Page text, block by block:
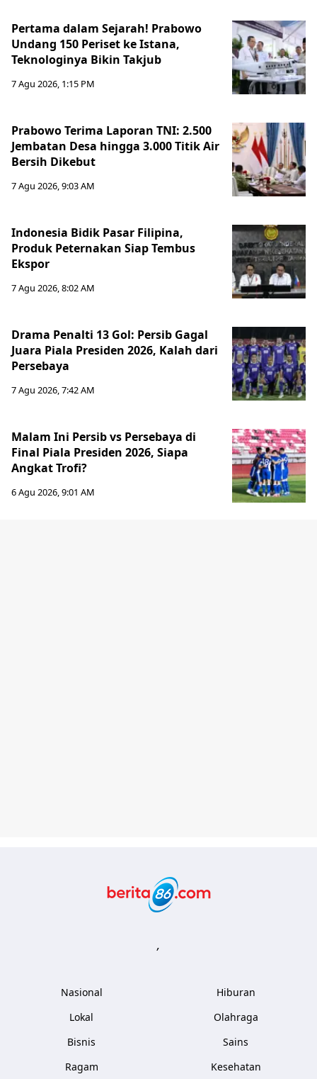
Pertama dalam Sejarah! Prabowo
Undang 150 Periset ke Istana,
Teknologinya Bikin Takjub
7 Agu 2026, 1:15 PM
Prabowo Terima Laporan TNI: 2.500
Jembatan Desa hingga 3.000 Titik Air
Bersih Dikebut
7 Agu 2026, 9:03 AM
Indonesia Bidik Pasar Filipina,
Produk Peternakan Siap Tembus
Ekspor
7 Agu 2026, 8:02 AM
Drama Penalti 13 Gol: Persib Gagal
Juara Piala Presiden 2026, Kalah dari
Persebaya
7 Agu 2026, 7:42 AM
Malam Ini Persib vs Persebaya di
Final Piala Presiden 2026, Siapa
Angkat Trofi?
6 Agu 2026, 9:01 AM
,
Nasional
Lokal
Bisnis
Ragam
Hiburan
Olahraga
Sains
Kesehatan